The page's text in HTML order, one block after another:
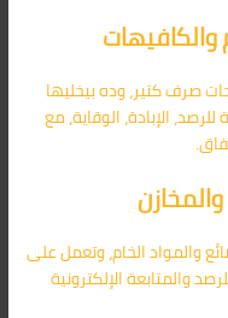
صرف كتير، وده بيخليها
الإبادة، الوقاية، مع
والمواد الخام، وتعمل على
والمتابعة الإلكترونية